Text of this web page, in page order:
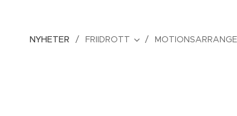
NYHETER FRIIDROTT